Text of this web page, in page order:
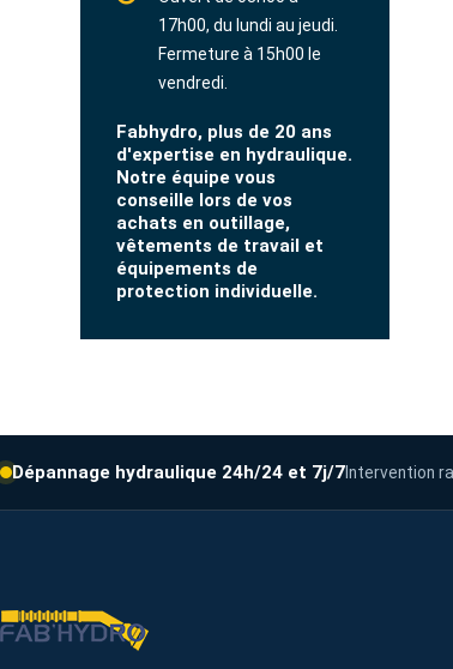
17h00, du lundi au jeudi.
Fermeture à 15h00 le
vendredi.
Fabhydro, plus de 20 ans
d'expertise en hydraulique.
Notre équipe vous
conseille lors de vos
achats en outillage,
vêtements de travail et
équipements de
protection individuelle.
Dépannage hydraulique 24h/24 et 7j/7Intervention